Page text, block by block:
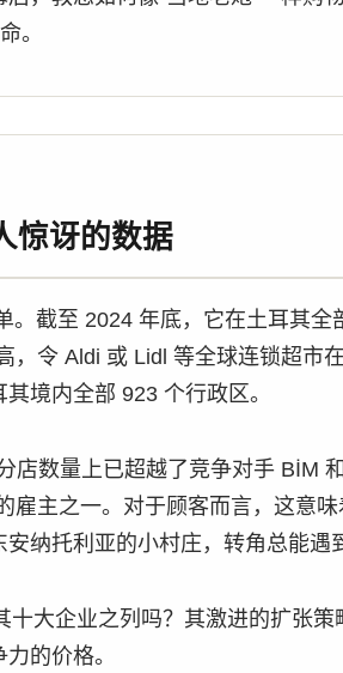
。
惊讶的数据
。截至 2024 年底，它在土耳其
，令 Aldi 或 Lidl 等全球连锁超市
境内全部 923 个行政区。
店数量上已超越了竞争对手 BİM
雇主之一。对于顾客而言，这意
纳托利亚的小村庄，转角总能遇
十大企业之列吗？其激进的扩张
的价格。